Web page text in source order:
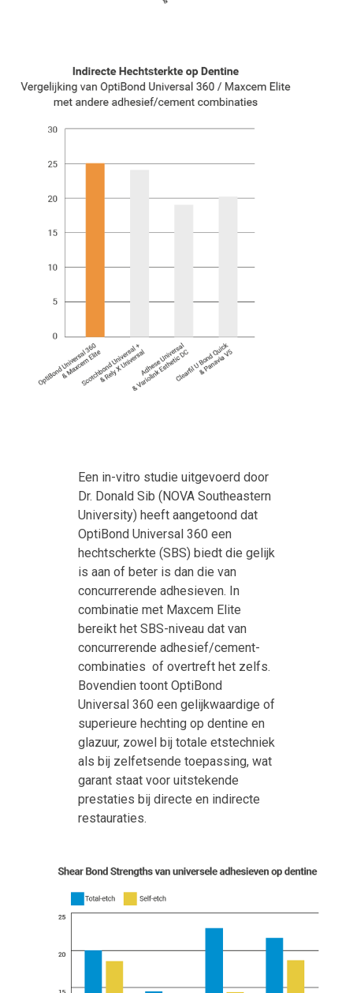
Een in-vitro studie uitgevoerd door
Dr. Donald Sib (NOVA Southeastern
University) heeft aangetoond dat
OptiBond Universal 360 een
hechtscherkte (SBS) biedt die gelijk
is aan of beter is dan die van
concurrerende adhesieven. In
combinatie met Maxcem Elite
bereikt het SBS-niveau dat van
concurrerende adhesief/cement-
combinaties of overtreft het zelfs.
Bovendien toont OptiBond
Universal 360 een gelijkwaardige of
superieure hechting op dentine en
glazuur, zowel bij totale etstechniek
als bij zelfetsende toepassing, wat
garant staat voor uitstekende
prestaties bij directe en indirecte
restauraties.